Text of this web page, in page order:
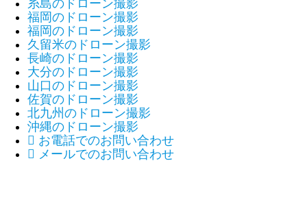
糸島のドローン撮影
福岡のドローン撮影
福岡のドローン撮影
久留米のドローン撮影
長崎のドローン撮影
大分のドローン撮影
山口のドローン撮影
佐賀のドローン撮影
北九州のドローン撮影
沖縄のドローン撮影
 お電話でのお問い合わせ
 メールでのお問い合わせ